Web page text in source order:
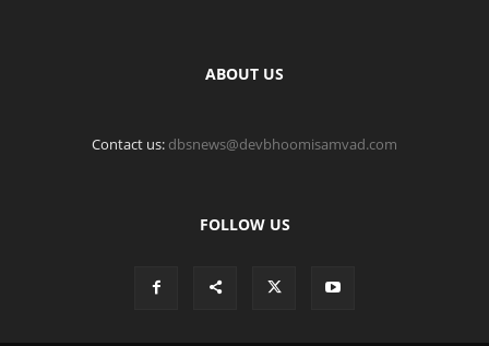
ABOUT US
Contact us: dbsnews@devbhoomisamvad.com
FOLLOW US